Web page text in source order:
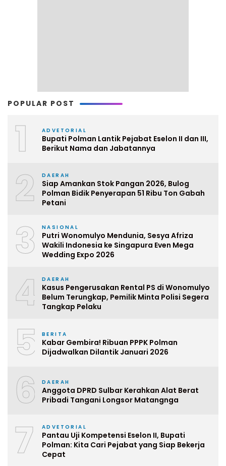
POPULAR POST
1 ADVETORIAL
Bupati Polman Lantik Pejabat Eselon II dan III,
Berikut Nama dan Jabatannya
2 DAERAH
Siap Amankan Stok Pangan 2026, Bulog
Polman Bidik Penyerapan 51 Ribu Ton Gabah
Petani
3 NASIONAL
Putri Wonomulyo Mendunia, Sesya Afriza
Wakili Indonesia ke Singapura Even Mega
Wedding Expo 2026
4 DAERAH
Kasus Pengerusakan Rental PS di Wonomulyo
Belum Terungkap, Pemilik Minta Polisi Segera
Tangkap Pelaku
5 BERITA
Kabar Gembira! Ribuan PPPK Polman
Dijadwalkan Dilantik Januari 2026
6 DAERAH
Anggota DPRD Sulbar Kerahkan Alat Berat
Pribadi Tangani Longsor Matangnga
7 ADVETORIAL
Pantau Uji Kompetensi Eselon II, Bupati
Polman: Kita Cari Pejabat yang Siap Bekerja
Cepat